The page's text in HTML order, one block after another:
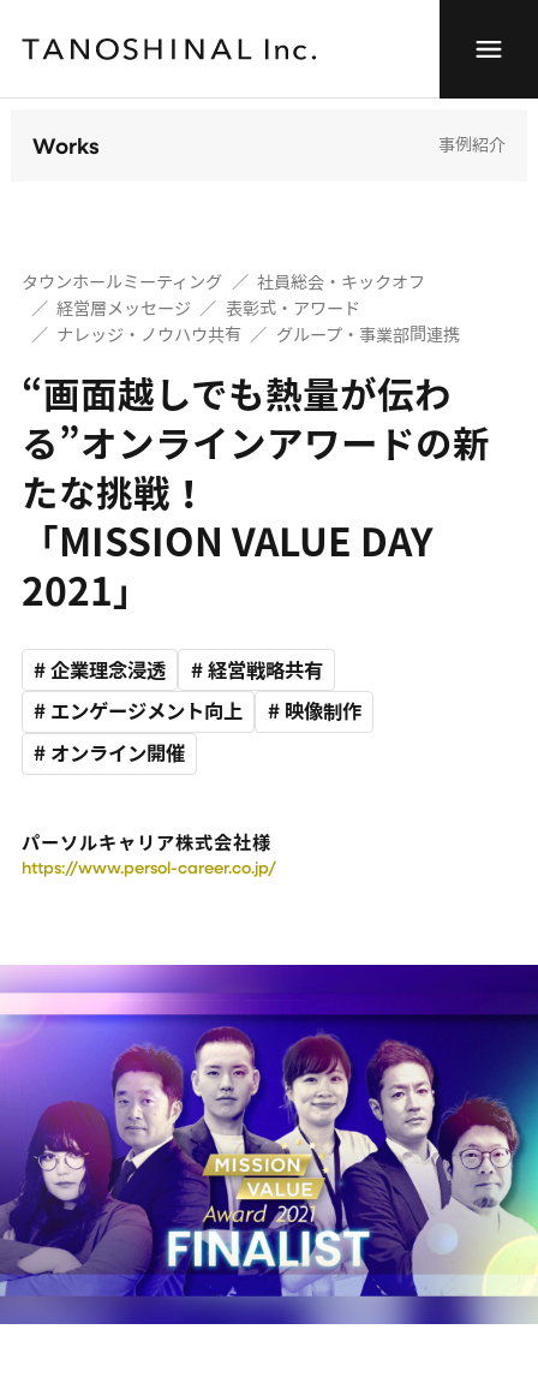
Works 事例紹介
タウンホールミーティング
社員総会・キックオフ
経営層メッセージ
表彰式・アワード
ナレッジ・ノウハウ共有
グループ・事業部間連携
“画面越しでも熱量が伝わ
る”オンラインアワードの新
たな挑戦！
「MISSION VALUE DAY
2021」
# 企業理念浸透 # 経営戦略共有
# エンゲージメント向上 # 映像制作
# オンライン開催
パーソルキャリア株式会社様
https://www.persol-career.co.jp/